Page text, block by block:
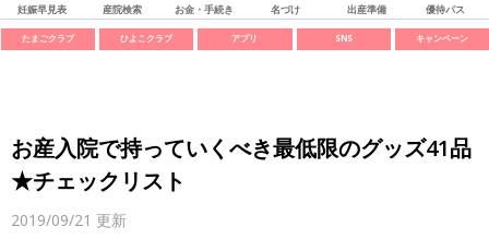
妊娠早見表 産院検索 お金・手続き 名づけ 出産準備 優待パス
たまごクラブ ひよこクラブ アプリ SNS キャンペーン
お産入院で持っていくべき最低限のグッズ41品
★チェックリスト
2019/09/21 更新